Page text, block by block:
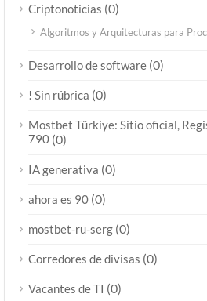
Criptonoticias (0)
Algoritmos y Arquitecturas para
Desarrollo de software (0)
! Sin rúbrica (0)
Mostbet Türkiye: Sitio oficial,
790 (0)
IA generativa (0)
ahora es 90 (0)
mostbet-ru-serg (0)
Corredores de divisas (0)
Vacantes de TI (0)